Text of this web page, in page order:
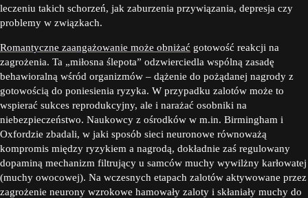
leczeniu takich schorzeń, jak zaburzenia przywiązania, depresja czy
problemy w związkach.
Romantyczne zaangażowanie może obniżać gotowość reakcji na
zagrożenia. Ta „miłosna ślepota” odzwierciedla wspólną zasadę
behawioralną wśród organizmów – dążenie do pożądanej nagrody z
gotowością do poniesienia ryzyka. W przypadku zalotów może to
wspierać sukces reprodukcyjny, ale i narażać osobniki na
niebezpieczeństwo. Naukowcy z ośrodków w m.in. Birmingham i
Oxfordzie zbadali, w jaki sposób sieci neuronowe równoważą
kompromis między ryzykiem a nagrodą, dokładnie zaś regulowany
dopaminą mechanizm filtrujący u samców muchy wywilżny karłowatej
(muchy owocowej). Na wczesnych etapach zalotów aktywowane przez
zagrożenie neurony wzrokowe hamowały zaloty i skłaniały muchy do